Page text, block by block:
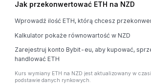
Jak przekonwertować ETH na NZD
Wprowadź ilość ETH, którą chcesz
Kalkulator pokaże równowartość w NZD
Zarejestruj konto Bybit-eu, aby kupować,
handlować ETH
Kurs wymiany ETH na NZD jest aktualizowany w
podstawie danych rynkowych.